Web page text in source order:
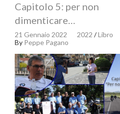
Capitolo 5: per non
dimenticare…
21 Gennaio 2022 2022 /Libro
By Peppe Pagano